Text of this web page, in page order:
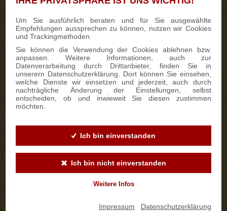
Um Sie ausführlich beraten und für Sie ausgewählte
Empfehlungen aussprechen zu können, nutzen wir Cookies
und Trackingmethoden.
Sie können die Verwendung der Cookies ablehnen bzw.
anpassen. Weitere Informationen, auch zur
Datenverarbeitung durch Drittanbieter, finden Sie in
unserern Datenschutzerklärung. Dort können Sie einsehen,
welche Dienste wir einsetzen und jederzeit, auch durch
nachträgliche Änderung der Einstellungen, selbst
entscheiden, ob und inwieweit Sie diesen zustimmen
möchten.
Ich bin einverstanden
Ich bin nicht einverstanden
Weitere Infos
Impressum Datenschutzerklärung
333 Bewertungen
700g Feinster Mohnstriezel
im Geschenkkarton
15,90 €
ZUM PRODUKT
187 Bewertungen
1000g Dresdner Stollen® in
25,50 €
ZUM PRODUKT